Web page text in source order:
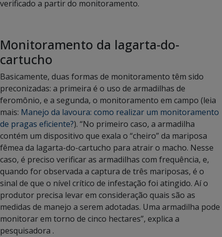
verificado a partir do monitoramento.
Monitoramento da lagarta-do-
cartucho
Basicamente, duas formas de monitoramento têm sido
preconizadas: a primeira é o uso de armadilhas de
feromônio, e a segunda, o monitoramento em campo (leia
mais: Manejo da lavoura: como realizar um monitoramento
de pragas eficiente?). “No primeiro caso, a armadilha
contém um dispositivo que exala o “cheiro” da mariposa
fêmea da lagarta-do-cartucho para atrair o macho. Nesse
caso, é preciso verificar as armadilhas com frequência, e,
quando for observada a captura de três mariposas, é o
sinal de que o nível crítico de infestação foi atingido. Aí o
produtor precisa levar em consideração quais são as
medidas de manejo a serem adotadas. Uma armadilha pode
monitorar em torno de cinco hectares”, explica a
pesquisadora .